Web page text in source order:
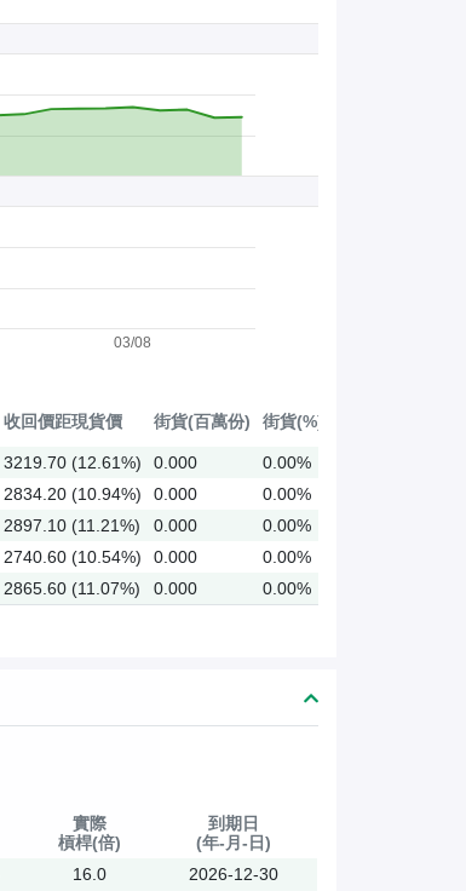
03/08
收回價距現貨價 街貨(百萬份) 街貨(%)
3219.70 (12.61%) 0.000
0.00%
2834.20 (10.94%) 0.000
0.00%
2897.10 (11.21%) 0.000
0.00%
2740.60 (10.54%) 0.000
0.00%
2865.60 (11.07%) 0.000 0.00%
實際
槓桿(倍)
到期日
(年-月-日)
16.0
2026-12-30